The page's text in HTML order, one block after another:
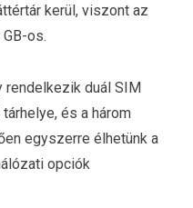
kerül, viszont az
os.
rendelkezik duál SIM
és a három
egyszerre élhetünk a
opciók